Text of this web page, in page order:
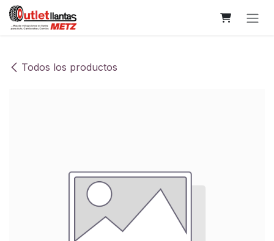
Ir al contenido
Todos los productos